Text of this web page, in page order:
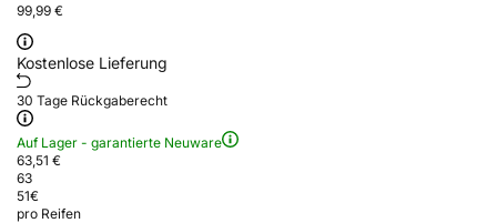
99,99 €
Kostenlose Lieferung
30 Tage Rückgaberecht
Auf Lager - garantierte Neuware
63,51 €
63
51€
pro Reifen